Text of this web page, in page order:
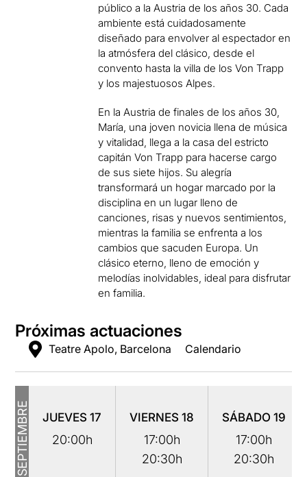
público a la Austria de los años 30. Cada
ambiente está cuidadosamente
diseñado para envolver al espectador en
la atmósfera del clásico, desde el
convento hasta la villa de los Von Trapp
y los majestuosos Alpes.
En la Austria de finales de los años 30,
María, una joven novicia llena de música
y vitalidad, llega a la casa del estricto
capitán Von Trapp para hacerse cargo
de sus siete hijos. Su alegría
transformará un hogar marcado por la
disciplina en un lugar lleno de
canciones, risas y nuevos sentimientos,
mientras la familia se enfrenta a los
cambios que sacuden Europa. Un
clásico eterno, lleno de emoción y
melodías inolvidables, ideal para disfrutar
en familia.
Próximas actuaciones
Teatre Apolo, Barcelona Calendario
SEPTIEMBRE JUEVES17
20:00h
VIERNES18
17:00h
20:30h
SÁBADO19
17:00h
20:30h